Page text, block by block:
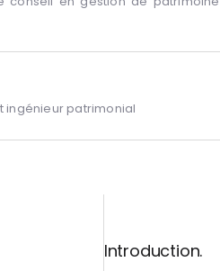
ingénieur patrimonial
Introduction.